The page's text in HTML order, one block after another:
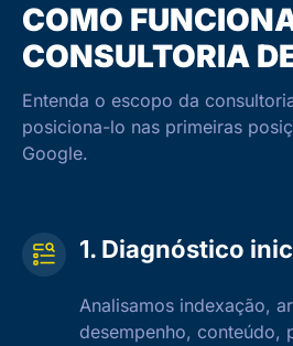
COMO
CONSULTORIA
Entenda o escopo da
posiciona-lo nas primeiras
Google.
1. Diagnóstico
Analisamos indexação,
desempenho, conteúdo,